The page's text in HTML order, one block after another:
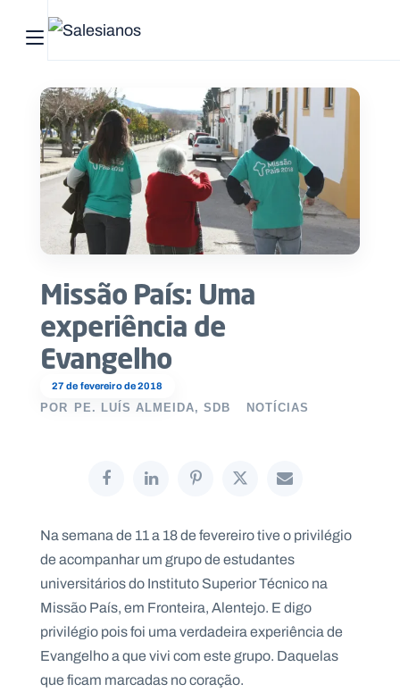
Abrir menu principal
27 de fevereiro de 2018
Missão País: Uma
experiência de
Evangelho
POR PE. LUÍS ALMEIDA, SDB NOTÍCIAS
Na semana de 11 a 18 de fevereiro tive o privilégio
de acompanhar um grupo de estudantes
universitários do Instituto Superior Técnico na
Missão País, em Fronteira, Alentejo. E digo
privilégio pois foi uma verdadeira experiência de
Evangelho a que vivi com este grupo. Daquelas
que ficam marcadas no coração.
Pesquisar no site
Início
Quem
somos
O
que
fazemos
Recursos
Notícias
A
N
C
I
O
N
A
L
S
a
l